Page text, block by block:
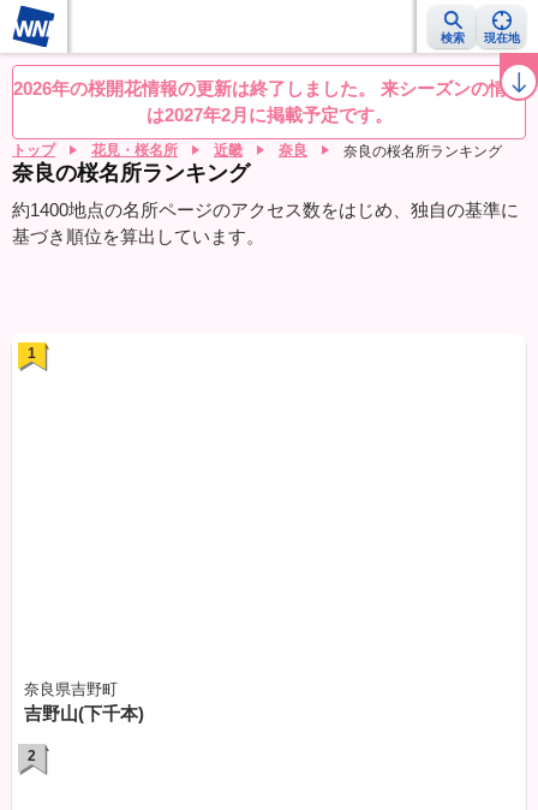
検索 現在地
桜レーダー 名所ランキング 桜開花予想NEWS お花見動画 目的別
2026年の桜開花情報の更新は終了しました。 来シーズンの情報
は2027年2月に掲載予定です。
トップ 花見・桜名所 近畿 奈良 奈良の桜名所ランキング
奈良の桜名所ランキング
約1400地点の名所ページのアクセス数をはじめ、独自の基準に
基づき順位を算出しています。
1
奈良県吉野町
吉野山(下千本)
2